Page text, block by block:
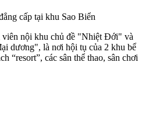
cấp tại khu Sao Biển
viên nội khu chủ đề "Nhiệt Đới" và
dương", là nơi hội tụ của 2 khu bể
“resort”, các sân thể thao, sân chơi